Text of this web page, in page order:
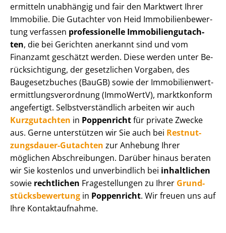
ermitteln unabhängig und fair den Marktwert Ihrer
Immobilie. Die Gutachter von Heid Im­mo­bi­li­en­be­wer­
tung verfassen professionelle Im­mo­bi­li­en­gut­ach­
ten, die bei Gerichten anerkannt sind und vom
Finanzamt geschätzt werden. Diese werden unter Be­
rück­sich­ti­gung, der gesetzlichen Vorgaben, des
Baugesetzbuches (BauGB) sowie der Im­mo­bi­li­en­wert­
ermitt­lungs­ver­ord­nung (ImmoWertV), marktkonform
angefertigt. Selbst­ver­ständ­lich arbeiten wir auch
Kurzgutachten in Poppenrichtfür private Zwecke
aus. Gerne unterstützen wir Sie auch bei Rest­nut­
zungs­dau­er-Gutachten zur Anhebung Ihrer
möglichen Abschreibungen. Darüber hinaus beraten
wir Sie kostenlos und unverbindlich bei inhaltlichen
sowie rechtlichen Fragestellungen zu Ihrer Grund­
stücks­be­wer­tung in Poppenricht. Wir freuen uns auf
Ihre Kontaktaufnahme.